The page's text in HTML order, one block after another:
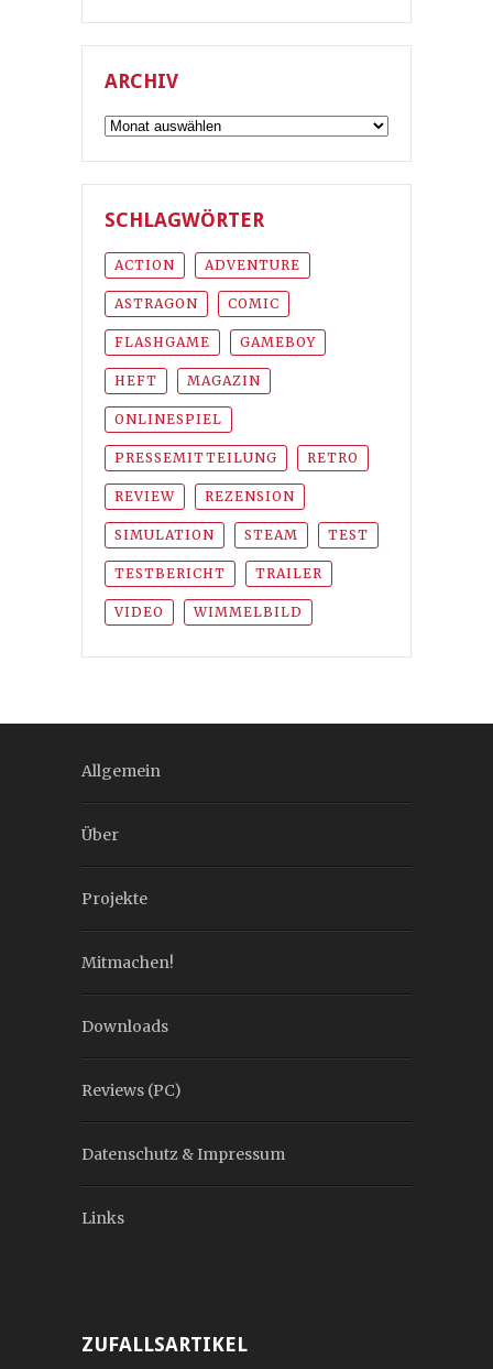
ARCHIV
Archiv
SCHLAGWÖRTER
ACTION ADVENTURE
ASTRAGON COMIC
FLASHGAME GAMEBOY
HEFT MAGAZIN
ONLINESPIEL
PRESSEMITTEILUNG RETRO
REVIEW REZENSION
SIMULATION STEAM TEST
TESTBERICHT TRAILER
VIDEO WIMMELBILD
Allgemein
Über
Projekte
Mitmachen!
Downloads
Reviews (PC)
Datenschutz & Impressum
Links
ZUFALLSARTIKEL